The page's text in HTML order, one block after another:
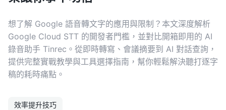
想了解 Google 語音轉文字的應用與限制？本文深度解析
Google Cloud STT 的開發者門檻，並對比開箱即用的 AI
錄音助手 Tinrec。從即時轉寫、會議摘要到 AI 對話查詢，
提供完整實戰教學與工具選擇指南，幫你輕鬆解決聽打逐字
稿的耗時痛點。
效率提升技巧